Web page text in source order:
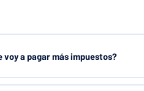
a pagar más impuestos?